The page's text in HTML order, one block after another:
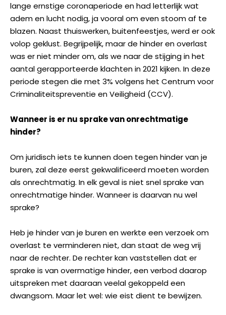
lange ernstige coronaperiode en had letterlijk wat
adem en lucht nodig, ja vooral om even stoom af te
blazen. Naast thuiswerken, buitenfeestjes, werd er ook
volop geklust. Begrijpelijk, maar de hinder en overlast
was er niet minder om, als we naar de stijging in het
aantal gerapporteerde klachten in 2021 kijken. In deze
periode stegen die met 3% volgens het Centrum voor
Criminaliteitspreventie en Veiligheid (CCV).
Wanneer is er nu sprake van onrechtmatige
hinder?
Om juridisch iets te kunnen doen tegen hinder van je
buren, zal deze eerst gekwalificeerd moeten worden
als onrechtmatig. In elk geval is niet snel sprake van
onrechtmatige hinder. Wanneer is daarvan nu wel
sprake?
Heb je hinder van je buren en werkte een verzoek om
overlast te verminderen niet, dan staat de weg vrij
naar de rechter. De rechter kan vaststellen dat er
sprake is van overmatige hinder, een verbod daarop
uitspreken met daaraan veelal gekoppeld een
dwangsom. Maar let wel: wie eist dient te bewijzen.